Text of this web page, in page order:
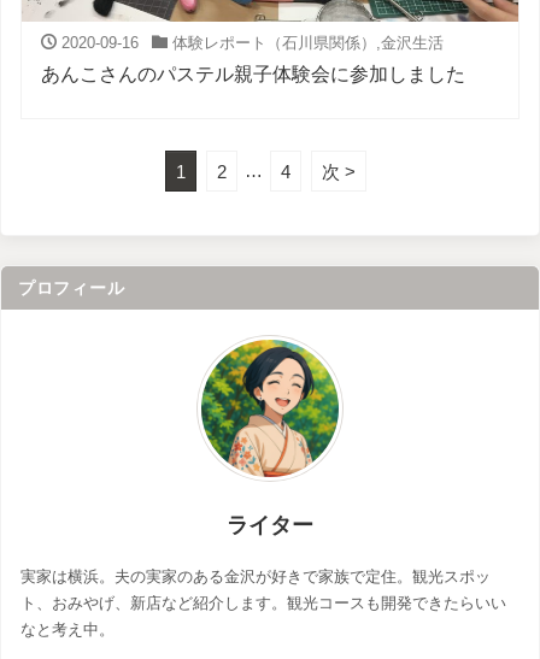
2020-09-16 体験レポート（石川県関係） 金沢生活
あんこさんのパステル親子体験会に参加しました
1 2 … 4 次 >
プロフィール
ライター
実家は横浜。夫の実家のある金沢が好きで家族で定住。観光スポッ
ト、おみやげ、新店など紹介します。観光コースも開発できたらいい
なと考え中。